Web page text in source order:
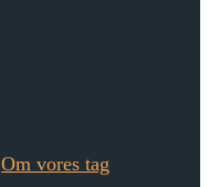
Om vores tag